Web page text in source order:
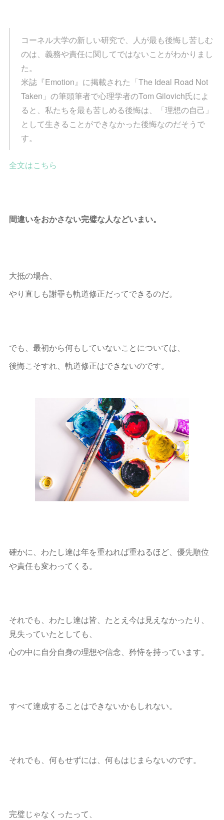
コーネル大学の新しい研究で、人が最も後悔し苦しむ
のは、義務や責任に関してではないことがわかりまし
た。
米誌『Emotion』に掲載された「The Ideal Road Not
Taken」の筆頭筆者で心理学者のTom Gilovich氏によ
ると、私たちを最も苦しめる後悔は、「理想の自己」
として生きることができなかった後悔なのだそうで
す。
全文はこちら
間違いをおかさない完璧な人などいまい。
大抵の場合、
やり直しも謝罪も軌道修正だってできるのだ。
でも、最初から何もしていないことについては、
後悔こそすれ、軌道修正はできないのです。
確かに、わたし達は年を重ねれば重ねるほど、優先順位
や責任も変わってくる。
それでも、わたし達は皆、たとえ今は見えなかったり、
見失っていたとしても、
心の中に自分自身の理想や信念、矜恃を持っています。
すべて達成することはできないかもしれない。
それでも、何もせずには、何もはじまらないのです。
完璧じゃなくったって、